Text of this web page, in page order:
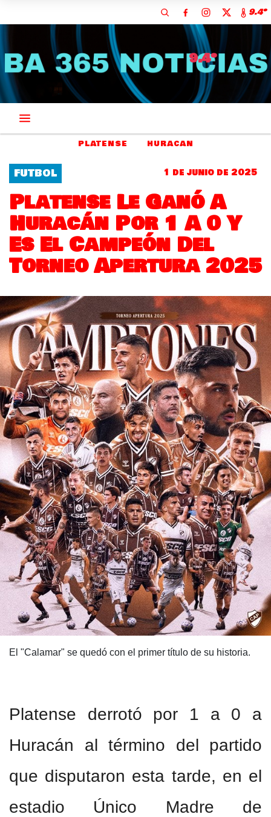
9.4º
9.4º
PLATENSE HURACAN
FUTBOL 1 de junio de 2025
Platense Le Ganó A
Huracán Por 1 A 0 Y
Es El Campeón Del
Torneo Apertura 2025
El "Calamar" se quedó con el primer título de su historia.
Platense derrotó por 1 a 0 a
Huracán al término del partido
que disputaron esta tarde, en el
estadio Único Madre de